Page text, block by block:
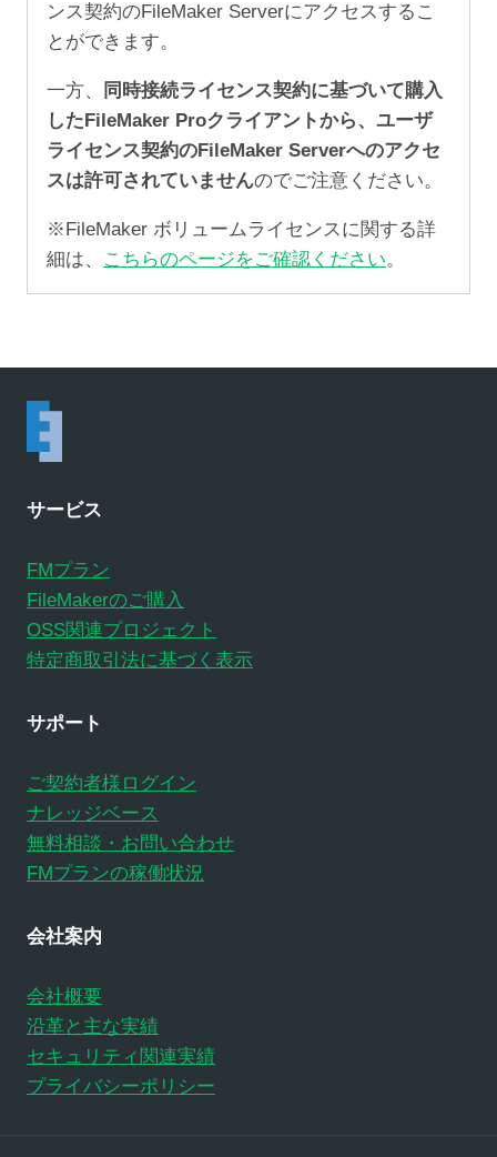
ンス契約のFileMaker Serverにアクセスするこ
とができます。
一方、
同時接続ライセンス契約に基づいて購入
したFileMaker Proクライアントから、ユーザ
ライセンス契約のFileMaker Serverへのアクセ
スは許可されていませんのでご注意ください。
※FileMaker ボリュームライセンスに関する詳
細は、
こちらのページをご確認ください。
サービス
FMプラン
FileMakerのご購入
OSS関連プロジェクト
特定商取引法に基づく表示
サポート
ご契約者様ログイン
ナレッジベース
無料相談・お問い合わせ
FMプランの稼働状況
会社案内
会社概要
沿革と主な実績
セキュリティ関連実績
プライバシーポリシー